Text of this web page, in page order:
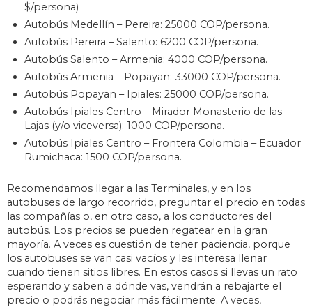
$/persona)
Autobús Medellín – Pereira: 25000 COP/persona.
Autobús Pereira – Salento: 6200 COP/persona.
Autobús Salento – Armenia: 4000 COP/persona.
Autobús Armenia – Popayan: 33000 COP/persona.
Autobús Popayan – Ipiales: 25000 COP/persona.
Autobús Ipiales Centro – Mirador Monasterio de las
Lajas (y/o viceversa): 1000 COP/persona.
Autobús Ipiales Centro – Frontera Colombia – Ecuador
Rumichaca: 1500 COP/persona.
Recomendamos llegar a las Terminales, y en los
autobuses de largo recorrido, preguntar el precio en todas
las compañías o, en otro caso, a los conductores del
autobús. Los precios se pueden regatear en la gran
mayoría. A veces es cuestión de tener paciencia, porque
los autobuses se van casi vacíos y les interesa llenar
cuando tienen sitios libres. En estos casos si llevas un rato
esperando y saben a dónde vas, vendrán a rebajarte el
precio o podrás negociar más fácilmente. A veces,